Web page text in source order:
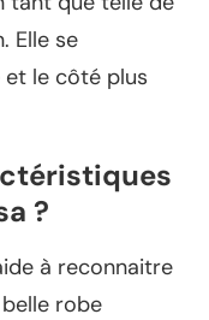
Elle se
le côté plus
?
à reconnaitre
robe